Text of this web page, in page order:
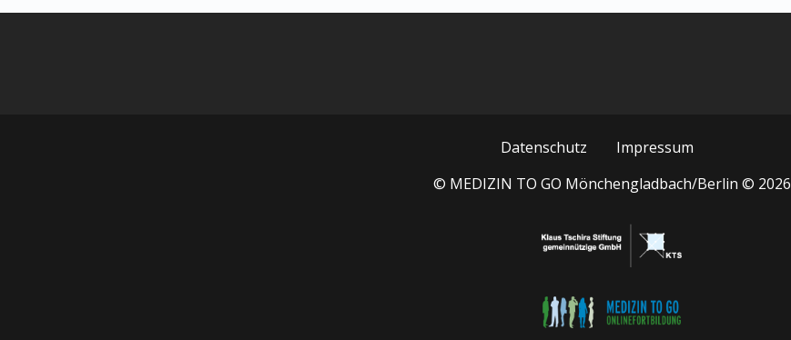
Datenschutz
Impressum
© MEDIZIN TO GO Mönchengladbach/Berlin © 2026